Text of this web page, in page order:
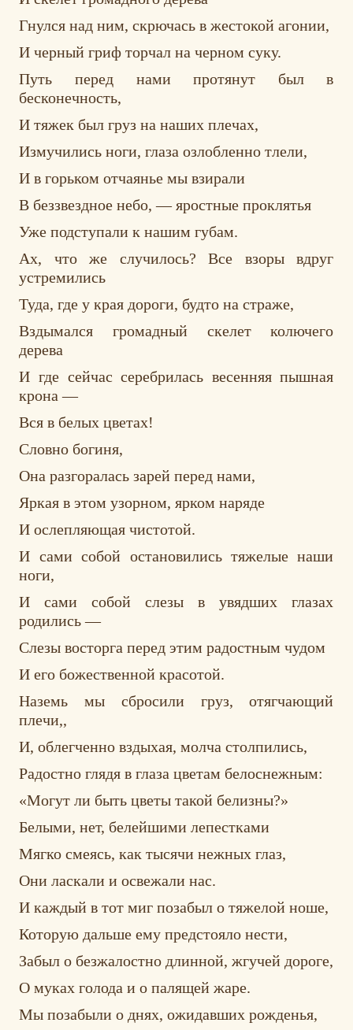
Гнулся над ним, скрючась в жестокой агонии,
И черный гриф торчал на черном суку.
Путь перед нами протянут был в
бесконечность,
И тяжек был груз на наших плечах,
Измучились ноги, глаза озлобленно тлели,
И в горьком отчаянье мы взирали
В беззвездное небо, — яростные проклятья
Уже подступали к нашим губам.
Ах, что же случилось? Все взоры вдруг
устремились
Туда, где у края дороги, будто на страже,
Вздымался громадный скелет колючего
дерева
И где сейчас серебрилась весенняя пышная
крона —
Вся в белых цветах!
Словно богиня,
Она разгоралась зарей перед нами,
Яркая в этом узорном, ярком наряде
И ослепляющая чистотой.
И сами собой остановились тяжелые наши
ноги,
И сами собой слезы в увядших глазах
родились —
Слезы восторга перед этим радостным чудом
И его божественной красотой.
Наземь мы сбросили груз, отягчающий
плечи,,
И, облегченно вздыхая, молча столпились,
Радостно глядя в глаза цветам белоснежным:
«Могут ли быть цветы такой белизны?»
Белыми, нет, белейшими лепестками
Мягко смеясь, как тысячи нежных глаз,
Они ласкали и освежали нас.
И каждый в тот миг позабыл о тяжелой ноше,
Которую дальше ему предстояло нести,
Забыл о безжалостно длинной, жгучей дороге,
О муках голода и о палящей жаре.
Мы позабыли о днях, ожидавших рожденья,